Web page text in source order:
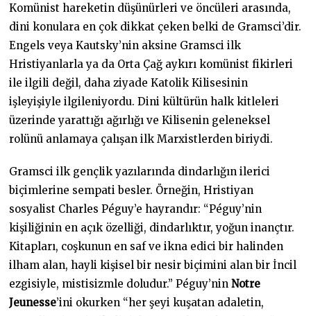
Komünist hareketin düşünürleri ve öncüleri arasında,
dini konulara en çok dikkat çeken belki de Gramsci’dir.
Engels veya Kautsky’nin aksine Gramsci ilk
Hristiyanlarla ya da Orta Çağ aykırı komünist fikirleri
ile ilgili değil, daha ziyade Katolik Kilisesinin
işleyişiyle ilgileniyordu. Dini kültürün halk kitleleri
üzerinde yarattığı ağırlığı ve Kilisenin geleneksel
rolünü anlamaya çalışan ilk Marxistlerden biriydi.
Gramsci ilk gençlik yazılarında dindarlığın ilerici
biçimlerine sempati besler. Örneğin, Hristiyan
sosyalist Charles Péguy’e hayrandır: “Péguy’nin
kişiliğinin en açık özelliği, dindarlıktır, yoğun inançtır.
Kitapları, coşkunun en saf ve ikna edici bir halinden
ilham alan, hayli kişisel bir nesir biçimini alan bir İncil
ezgisiyle, mistisizmle doludur.” Péguy’ninNotre
Jeunesse’ini okurken “her şeyi kuşatan adaletin,